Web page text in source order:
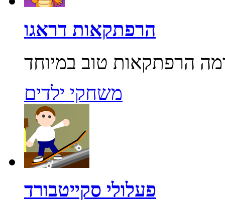
הרפתקאות דראגו
משחקי ילדים
פעלולי סקייטבורד